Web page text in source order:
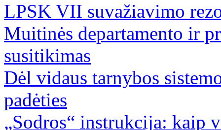
LPSK VII suvažiavimo
Muitinės departamento ir
susitikimas
Dėl vidaus tarnybos
padėties
„Sodros“ instrukcija: kaip